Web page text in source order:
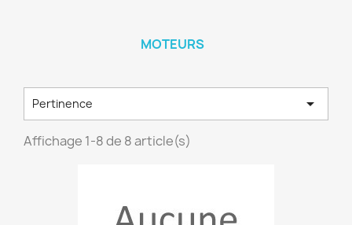
MOTEURS
Pertinence 
Affichage 1-8 de 8 article(s)